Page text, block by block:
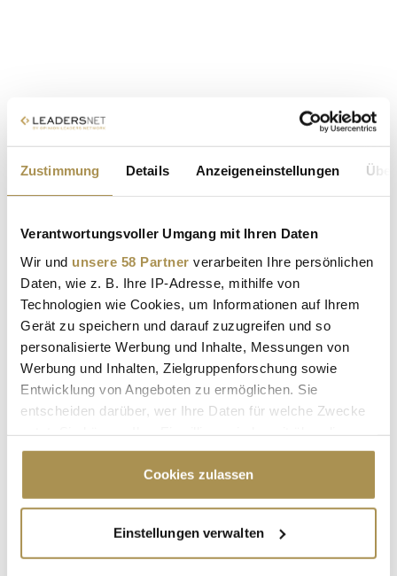
Zustimmung Details Anzeigeneinstellungen
Verantwortungsvoller Umgang mit Ihren Daten
Wir und unsere 58 Partner verarbeiten Ihre persönlichen
Daten, wie z. B. Ihre IP-Adresse, mithilfe von
Technologien wie Cookies, um Informationen auf Ihrem
Gerät zu speichern und darauf zuzugreifen und so
personalisierte Werbung und Inhalte, Messungen von
Werbung und Inhalten, Zielgruppenforschung sowie
Entwicklung von Angeboten zu ermöglichen. Sie
entscheiden darüber, wer Ihre Daten für welche Zwecke
Cookie-Erklärung oder durch Klicken auf das Privacy
Trigger Symbol ändern oder widerrufen
Informationen über Ihre geografische Lage
erfassen, welche bis auf einige Meter genau sein
Cookies zulassen
Einstellungen verwalten